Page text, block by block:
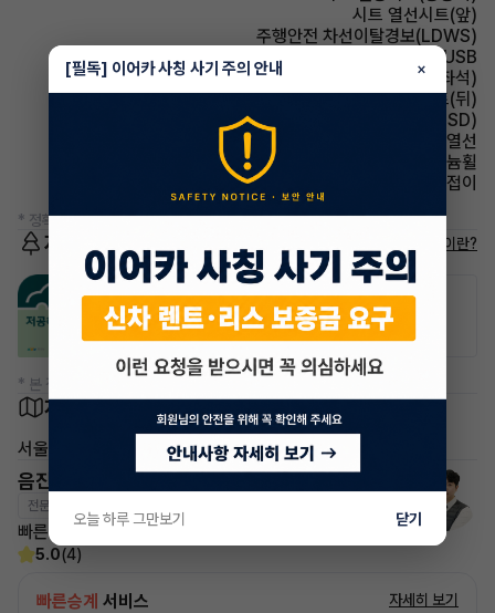
시트 열선시트(앞)
주행안전 차선이탈경보(LDWS)
유무선단자 USB
시트 전동시트(뒷좌석)
시트 열선시트(뒤)
주행안전 후측방경보시스템(BSD)
사이드미러 열선
휠타이어 알루미늄휠
사이드미러 전동접이
* 정확한 정보는 판매자와 반드시 확인하시기 바랍니다.
저공해차량 정보 저공해차량이란?
공항주차장
50% 할인
공영주차장
50% 할인
* 본 정보는 지자체마다 다를 수 있으니 실제 정보와 확인해 주세요.
차량 위치
서울 중랑구 상봉동
음진성 매니저
전문교육수료
빠른승계 도와드리겠습니다.
5.0(4)
빠른승계 서비스
자세히 보기
[필독] 이어카 사칭 사기 주의 안내 ×
오늘 하루 그만보기 닫기